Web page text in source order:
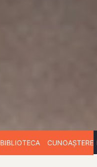
BIBLIOTECA CUNOAȘTERE